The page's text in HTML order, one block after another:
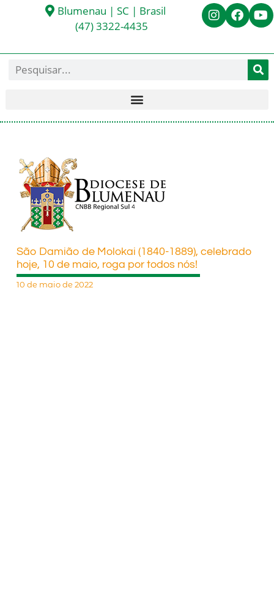
Blumenau | SC | Brasil
(47) 3322-4435
São Damião de Molokai (1840-1889), celebrado
hoje, 10 de maio, roga por todos nós!
10 de maio de 2022